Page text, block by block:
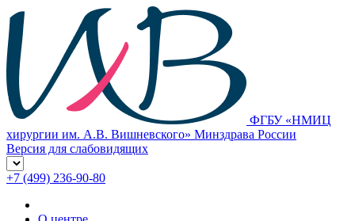
ФГБУ «НМИЦ
хирургии им. А.В. Вишневского» Минздрава России
Версия для слабовидящих
+7 (499) 236-90-80